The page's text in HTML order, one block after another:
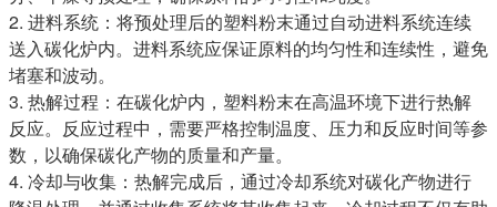
2. 进料系统：将预处理后的塑料粉末通过自动进料系统连续
送入碳化炉内。进料系统应保证原料的均匀性和连续性，避免
堵塞和波动。
3. 热解过程：在碳化炉内，塑料粉末在高温环境下进行热解
反应。反应过程中，需要严格控制温度、压力和反应时间等参
数，以确保碳化产物的质量和产量。
4. 冷却与收集：热解完成后，通过冷却系统对碳化产物进行